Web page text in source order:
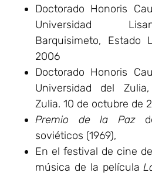
Doctorado Honoris
Universidad
Barquisimeto,
2006
Doctorado Honoris
Universidad del
Zulia. 10 de octubre de
Premio de la Paz
soviéticos (1969),
En el festival de cine
música de la película